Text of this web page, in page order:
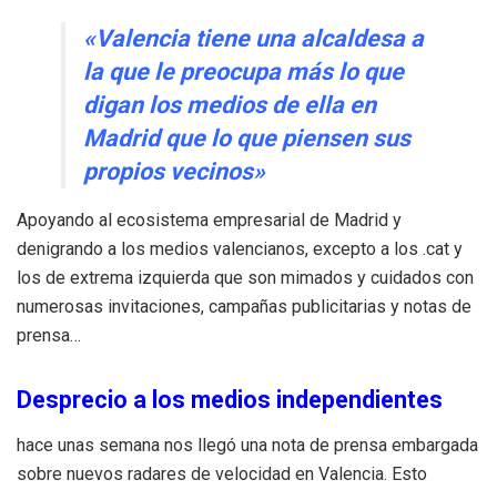
«Valencia tiene una alcaldesa a
la que le preocupa más lo que
digan los medios de ella en
Madrid que lo que piensen sus
propios vecinos»
Apoyando al ecosistema empresarial de Madrid y
denigrando a los medios valencianos, excepto a los .cat y
los de extrema izquierda que son mimados y cuidados con
numerosas invitaciones, campañas publicitarias y notas de
prensa…
Desprecio a los medios independientes
hace unas semana nos llegó una nota de prensa embargada
sobre nuevos radares de velocidad en Valencia. Esto